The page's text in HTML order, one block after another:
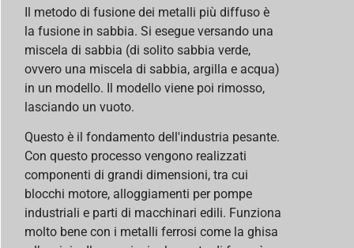
Il metodo di fusione dei metalli più diffuso è
la fusione in sabbia. Si esegue versando una
miscela di sabbia (di solito sabbia verde,
ovvero una miscela di sabbia, argilla e acqua)
in un modello. Il modello viene poi rimosso,
lasciando un vuoto.
Questo è il fondamento dell'industria pesante.
Con questo processo vengono realizzati
componenti di grandi dimensioni, tra cui
blocchi motore, alloggiamenti per pompe
industriali e parti di macchinari edili. Funziona
molto bene con i metalli ferrosi come la ghisa